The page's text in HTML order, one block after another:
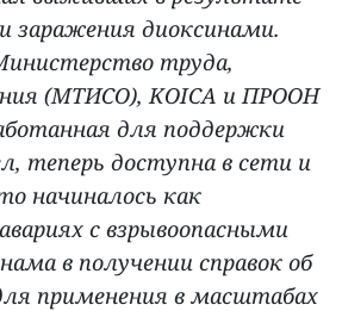
заражения диоксинами.
труда,
(МТИСО), KOICA и ПРООН
для поддержки
теперь доступна в сети и
начиналось как
с взрывоопасными
в получении справок об
применения в масштабах